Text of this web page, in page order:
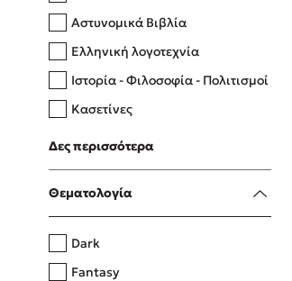
Δανάη Δεληγεώργη
Πάνω, κάτω, μπροστά, πίσω
Η μέθοδος Αφήστε τους
Αστυνομικά Βιβλία
Ελληνική λογοτεχνία
Ιστορία - Φιλοσοφία - Πολιτισμοί
Κασετίνες
Λευκώματα - Έγχρωμοι οδηγοί
Μαγειρική
Δες περισσότερα
Θεματολογία
Dark
Fantasy